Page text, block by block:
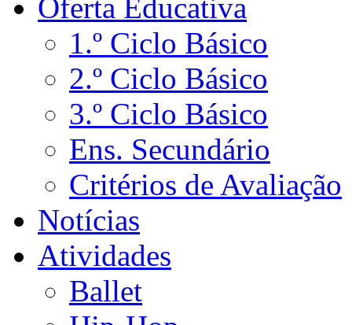
Oferta Educativa
1.º Ciclo Básico
2.º Ciclo Básico
3.º Ciclo Básico
Ens. Secundário
Critérios de Avaliação
Notícias
Atividades
Ballet